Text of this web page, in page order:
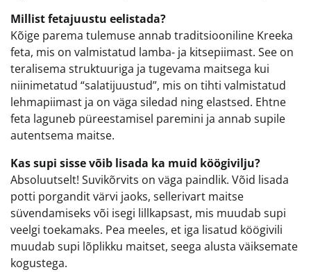
Millist fetajuustu eelistada?
Kõige parema tulemuse annab traditsiooniline Kreeka
feta, mis on valmistatud lamba- ja kitsepiimast. See on
teralisema struktuuriga ja tugevama maitsega kui
niinimetatud “salatijuustud”, mis on tihti valmistatud
lehmapiimast ja on väga siledad ning elastsed. Ehtne
feta laguneb püreestamisel paremini ja annab supile
autentsema maitse.
Kas supi sisse võib lisada ka muid köögivilju?
Absoluutselt! Suvikõrvits on väga paindlik. Võid lisada
potti porgandit värvi jaoks, sellerivart maitse
süvendamiseks või isegi lillkapsast, mis muudab supi
veelgi toekamaks. Pea meeles, et iga lisatud köögivili
muudab supi lõplikku maitset, seega alusta väiksemate
kogustega.